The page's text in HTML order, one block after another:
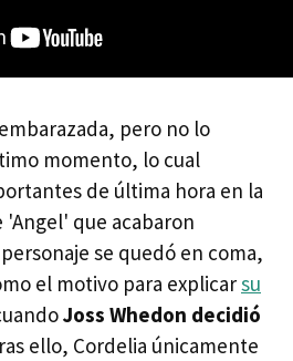
pero no lo
momento, lo cual
de última hora en la
que acabaron
se quedó en coma,
el motivo para explicarsu
Joss Whedon decidió
ello, Cordelia únicamente